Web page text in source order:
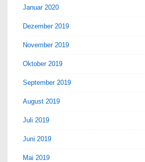
Januar 2020
Dezember 2019
November 2019
Oktober 2019
September 2019
August 2019
Juli 2019
Juni 2019
Mai 2019